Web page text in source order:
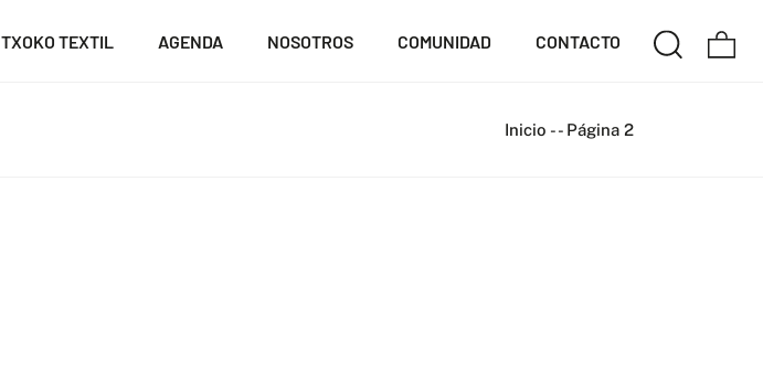
TXOKO TEXTIL AGENDA NOSOTROS COMUNIDAD CONTACTO
Inicio -- Página 2